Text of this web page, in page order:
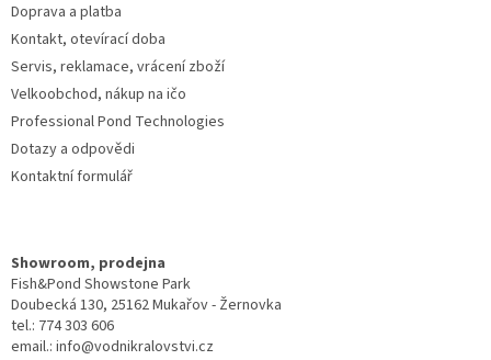
Doprava a platba
Kontakt, otevírací doba
Servis, reklamace, vrácení zboží
Velkoobchod, nákup na ičo
Professional Pond Technologies
Dotazy a odpovědi
Kontaktní formulář
Showroom, prodejna
Fish&Pond Showstone Park
Doubecká 130, 25162 Mukařov - Žernovka
tel.: 774 303 606
email.: info@vodnikralovstvi.cz